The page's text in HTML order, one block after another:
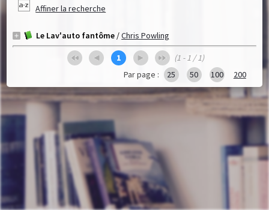
Affiner la recherche
Le Lav'auto fantôme /Chris Powling
1
(1 - 1 / 1)
Par page :
25 50 100 200